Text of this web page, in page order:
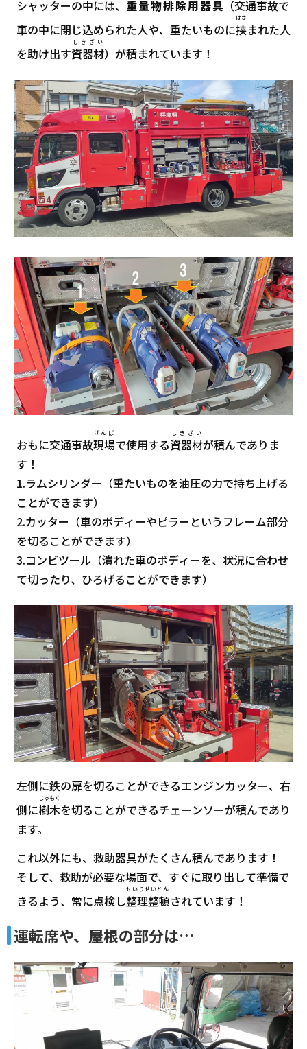
シャッターの中には、 重量物排除用器具（交通事故で
車の中に閉じ込められた人や、重たいものに挟
はさ
まれた人
を助け出す資器材
しきざい
）が積まれています！
おもに交通事故現場
げんば
で使用する資器材
しきざい
が積んでありま
す！
1.ラムシリンダー（重たいものを油圧の力で持ち上げる
ことができます）
2.カッター（車のボディーやピラーというフレーム部分
を切ることができます）
3.コンビツール（潰れた車のボディーを、状況に合わせ
て切ったり、ひろげることができます）
左側に鉄の扉を切ることができるエンジンカッター、右
側に樹木
じゅもく
を切ることができるチェーンソーが積んであり
ます。
これ以外にも、救助器具がたくさん積んであります！
そして、救助が必要な場面で、すぐに取り出して準備で
きるよう、常に点検し整理整頓
せいりせいとん
されています！
運転席や、屋根の部分は…